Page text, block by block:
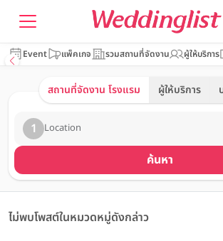
Event แพ็คเกจ รวมสถานที่จัดงาน ผู้ให้บริการ
สถานที่จัดงาน โรงแรม ผู้ให้บริการ
1 Location
ค้นหา
ไม่พบโพสต์ในหมวดหมู่ดังกล่าว